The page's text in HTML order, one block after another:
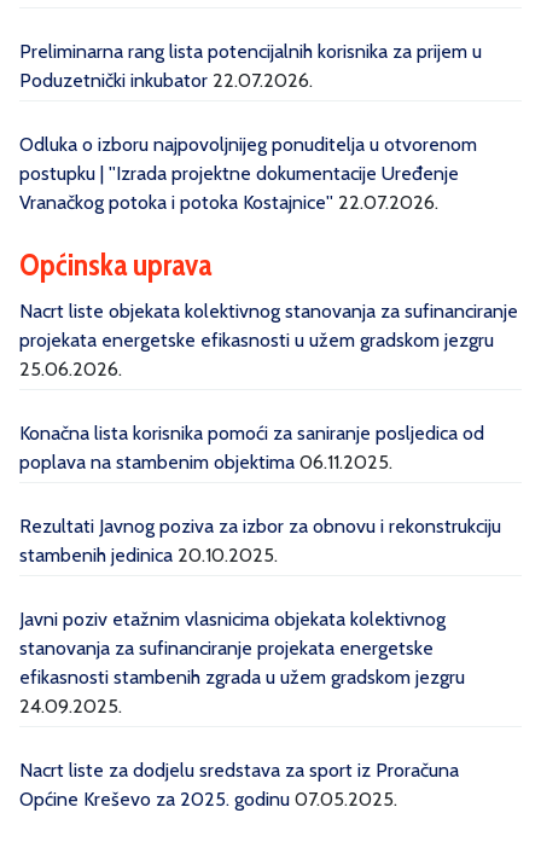
Preliminarna rang lista potencijalnih korisnika za prijem u
Poduzetnički inkubator 22.07.2026.
Odluka o izboru najpovoljnijeg ponuditelja u otvorenom
postupku | ''Izrada projektne dokumentacije Uređenje
Vranačkog potoka i potoka Kostajnice'' 22.07.2026.
Općinska uprava
Nacrt liste objekata kolektivnog stanovanja za sufinanciranje
projekata energetske efikasnosti u užem gradskom jezgru
25.06.2026.
Konačna lista korisnika pomoći za saniranje posljedica od
poplava na stambenim objektima 06.11.2025.
Rezultati Javnog poziva za izbor za obnovu i rekonstrukciju
stambenih jedinica 20.10.2025.
Javni poziv etažnim vlasnicima objekata kolektivnog
stanovanja za sufinanciranje projekata energetske
efikasnosti stambenih zgrada u užem gradskom jezgru
24.09.2025.
Nacrt liste za dodjelu sredstava za sport iz Proračuna
Općine Kreševo za 2025. godinu 07.05.2025.